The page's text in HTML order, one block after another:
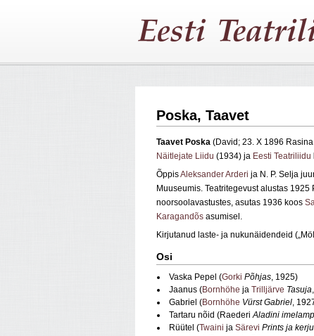
Poska, Taavet
Taavet Poska (David; 23. X 1896
Näitlejate Liidu (1934) ja Eesti Teatriliidu
ÕppisAleksander Arderi ja N. P. Selja
Muuseumis. Teatritegevust alustas
noorsoolavastustes, asutas 1936 koos
Karagandõs asumisel.
Kirjutanud laste‑ ja nukunäidendeid
Osi
Vaska Pepel (Gorki Põhjas, 1925)
Jaanus (Bornhöhe ja Trilljärve Tasuja
Gabriel (Bornhöhe Vürst Gabriel,
Tartaru nõid (RaederiAladini imelamp
Rüütel (Twaini ja Särevi Prints ja